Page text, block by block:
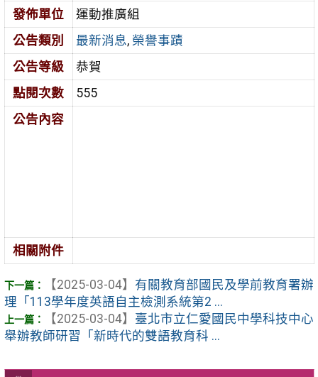
發佈單位
運動推廣組
公告類別
最新消息, 榮譽事蹟
公告等級
恭賀
點閱次數
555
公告內容
相關附件
【2025-03-04】 有關教育部國民及學前教育署辦
理「113學年度英語自主檢測系統第2 ...
【2025-03-04】 臺北市立仁愛國民中學科技中心
舉辦教師研習「新時代的雙語教育科 ...